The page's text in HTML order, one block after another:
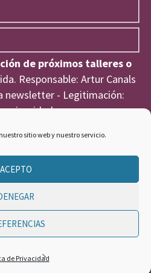
sitio web y nuestro servicio.
ACEPTO
de Privacidad
de próximos talleres o
Responsable: Artur Canals
newsletter - Legitimación:
privacidad
Política de Privacidad
VIDA ©